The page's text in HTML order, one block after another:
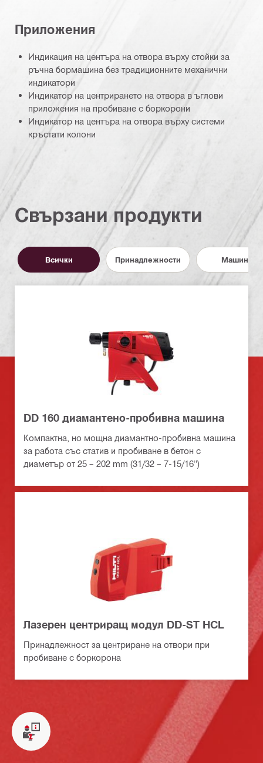
Приложения
Индикация на центъра на отвора върху стойки за
ръчна бормашина без традиционните механични
индикатори
Индикатор на центрирането на отвора в ъглови
приложения на пробиване с боркорони
Индикатор на центъра на отвора върху системи
кръстати колони
Свързани продукти
Всички Принадлежности Машини
DD 160 диамантено-пробивна машина
Компактна, но мощна диамантно-пробивна машина
за работа със статив и пробиване в бетон с
диаметър от 25 – 202 mm (31/32 – 7-15/16")
Лазерен центриращ модул DD-ST HCL
Принадлежност за центриране на отвори при
пробиване с боркорона